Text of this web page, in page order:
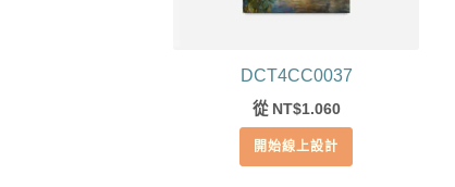
DCT4CC0037
從 NT$1.060
開始線上設計